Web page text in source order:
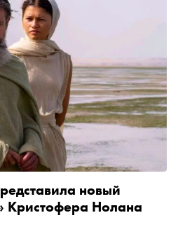
новый
Кристофера Нолана